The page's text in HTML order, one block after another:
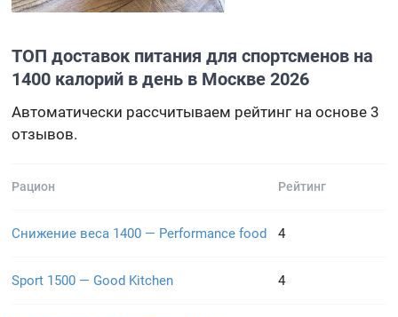
ТОП доставок питания для спортсменов на
1400 калорий в день в Москве 2026
Автоматически рассчитываем рейтинг на основе 3
отзывов.
Рацион Рейтинг
Снижение веса 1400 — Performance food 4
Sport 1500 — Good Kitchen 4